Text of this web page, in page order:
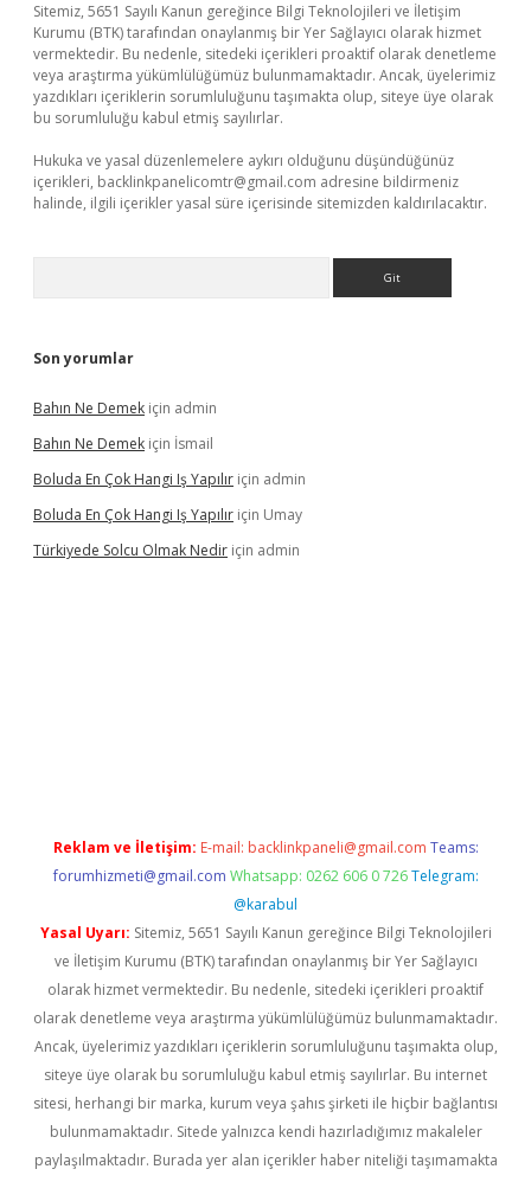
Sitemiz, 5651 Sayılı Kanun gereğince Bilgi Teknolojileri ve İletişim
Kurumu (BTK) tarafından onaylanmış bir Yer Sağlayıcı olarak hizmet
vermektedir. Bu nedenle, sitedeki içerikleri proaktif olarak denetleme
veya araştırma yükümlülüğümüz bulunmamaktadır. Ancak, üyelerimiz
yazdıkları içeriklerin sorumluluğunu taşımakta olup, siteye üye olarak
bu sorumluluğu kabul etmiş sayılırlar.
Hukuka ve yasal düzenlemelere aykırı olduğunu düşündüğünüz
içerikleri, backlinkpanelicomtr@gmail.com adresine bildirmeniz
halinde, ilgili içerikler yasal süre içerisinde sitemizden kaldırılacaktır.
Son yorumlar
Bahın Ne Demek için admin
Bahın Ne Demek için İsmail
Boluda En Çok Hangi Iş Yapılır için admin
Boluda En Çok Hangi Iş Yapılır için Umay
Türkiyede Solcu Olmak Nedir için admin
Reklam ve İletişim: E-mail: backlinkpaneli@gmail.com Teams:
forumhizmeti@gmail.com Whatsapp: 0262 606 0 726 Telegram:
@karabul
Yasal Uyarı: Sitemiz, 5651 Sayılı Kanun gereğince Bilgi Teknolojileri
ve İletişim Kurumu (BTK) tarafından onaylanmış bir Yer Sağlayıcı
olarak hizmet vermektedir. Bu nedenle, sitedeki içerikleri proaktif
olarak denetleme veya araştırma yükümlülüğümüz bulunmamaktadır.
Ancak, üyelerimiz yazdıkları içeriklerin sorumluluğunu taşımakta olup,
siteye üye olarak bu sorumluluğu kabul etmiş sayılırlar. Bu internet
sitesi, herhangi bir marka, kurum veya şahıs şirketi ile hiçbir bağlantısı
bulunmamaktadır. Sitede yalnızca kendi hazırladığımız makaleler
paylaşılmaktadır. Burada yer alan içerikler haber niteliği taşımamakta